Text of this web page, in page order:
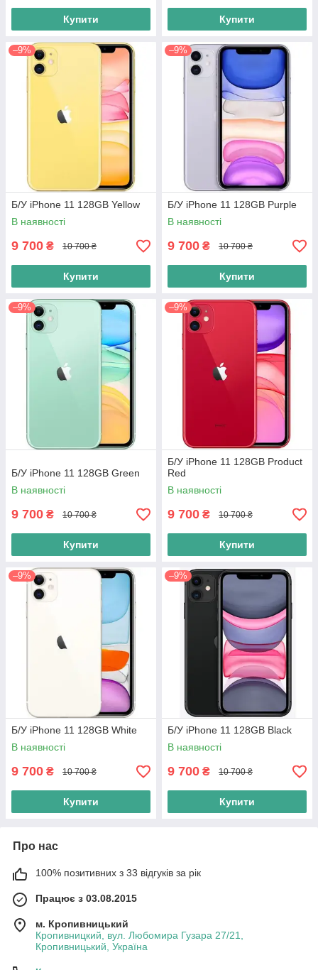
Купити Купити
–9%
Б/У iPhone 11 128GB Yellow
В наявності
9 700 ₴ 10 700 ₴
Купити
–9%
Б/У iPhone 11 128GB Purple
В наявності
9 700 ₴ 10 700 ₴
Купити
–9%
Б/У iPhone 11 128GB Green
В наявності
9 700 ₴ 10 700 ₴
Купити
–9%
Б/У iPhone 11 128GB Product
Red
В наявності
9 700 ₴ 10 700 ₴
Купити
–9%
Б/У iPhone 11 128GB White
В наявності
9 700 ₴ 10 700 ₴
Купити
–9%
Б/У iPhone 11 128GB Black
В наявності
9 700 ₴ 10 700 ₴
Купити
Про нас
100% позитивних з 33 відгуків за рік
Працює з 03.08.2015
м. Кропивницький
Кропивницкий, вул. Любомира Гузара 27/21,
Кропивницький, Україна